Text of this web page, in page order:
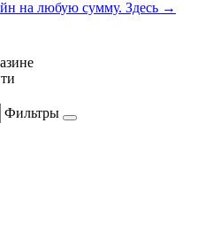
на любую сумму. Здесь →
Фильтры